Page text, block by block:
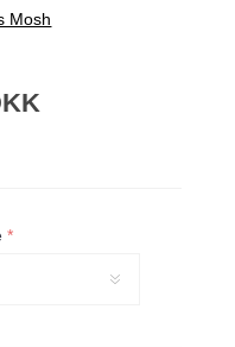
Mosh
*